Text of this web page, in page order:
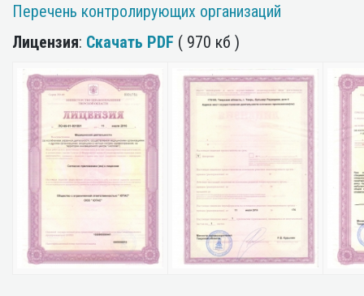
Перечень контролирующих организаций
Лицензия: Скачать PDF ( 970 кб )